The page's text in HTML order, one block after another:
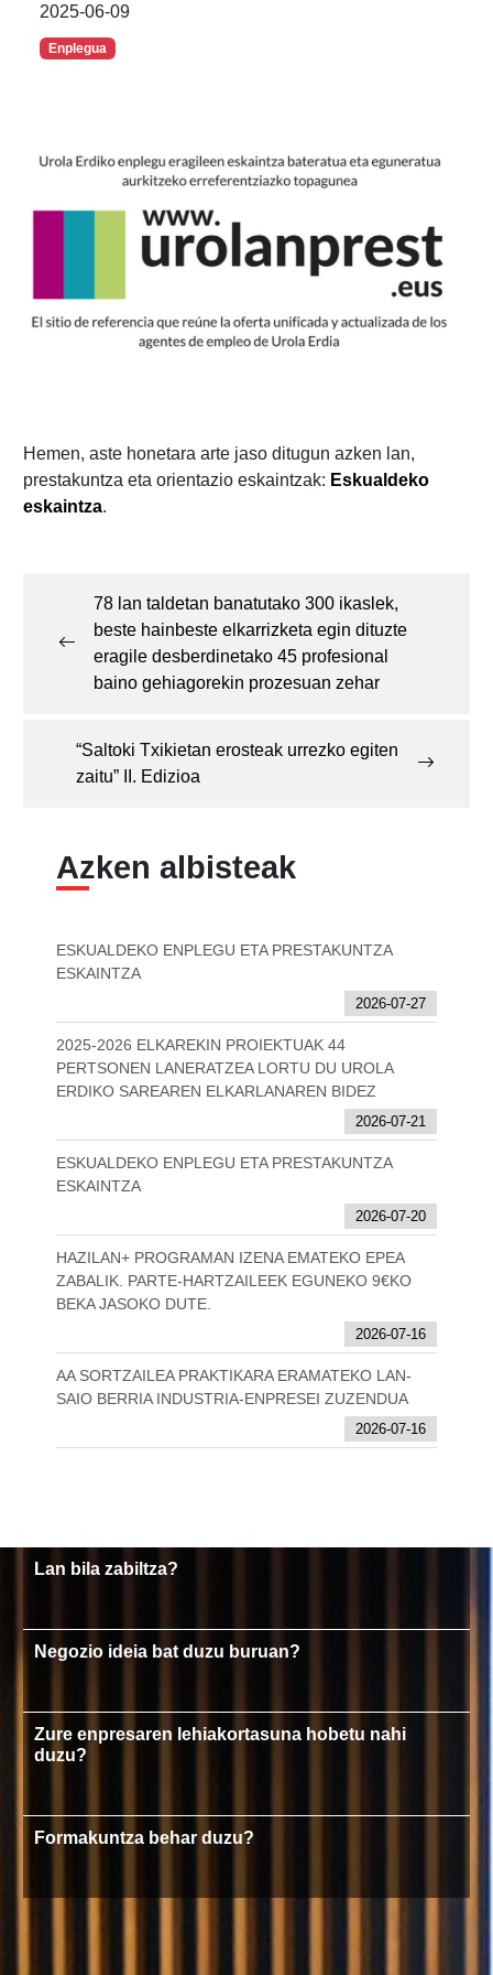
2025-06-09
Enplegua
Hemen, aste honetara arte jaso ditugun azken lan,
prestakuntza eta orientazio eskaintzak: Eskualdeko
eskaintza.
78 lan taldetan banatutako 300 ikaslek,
beste hainbeste elkarrizketa egin dituzte
eragile desberdinetako 45 profesional
baino gehiagorekin prozesuan zehar
“Saltoki Txikietan erosteak urrezko egiten
zaitu” II. Edizioa
Azken albisteak
ESKUALDEKO ENPLEGU ETA PRESTAKUNTZA
ESKAINTZA
2026-07-27
2025-2026 ELKAREKIN PROIEKTUAK 44
PERTSONEN LANERATZEA LORTU DU UROLA
ERDIKO SAREAREN ELKARLANAREN BIDEZ
2026-07-21
ESKUALDEKO ENPLEGU ETA PRESTAKUNTZA
ESKAINTZA
2026-07-20
HAZILAN+ PROGRAMAN IZENA EMATEKO EPEA
ZABALIK. PARTE-HARTZAILEEK EGUNEKO 9€KO
BEKA JASOKO DUTE.
2026-07-16
AA SORTZAILEA PRAKTIKARA ERAMATEKO LAN-
SAIO BERRIA INDUSTRIA-ENPRESEI ZUZENDUA
2026-07-16
Lan bila zabiltza?
Negozio ideia bat duzu buruan?
Zure enpresaren lehiakortasuna hobetu nahi
duzu?
Formakuntza behar duzu?